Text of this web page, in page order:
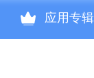
应用专辑